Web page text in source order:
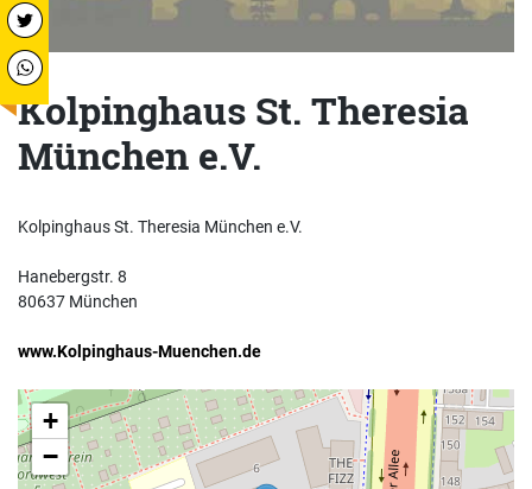
Kolpinghaus St. Theresia
München e.V.
Kolpinghaus St. Theresia München e.V.
Hanebergstr. 8
80637 München
www.Kolpinghaus-Muenchen.de
+
−